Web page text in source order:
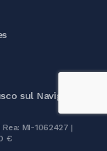
sul Naviglio (MI)
MI-1062427 |
€